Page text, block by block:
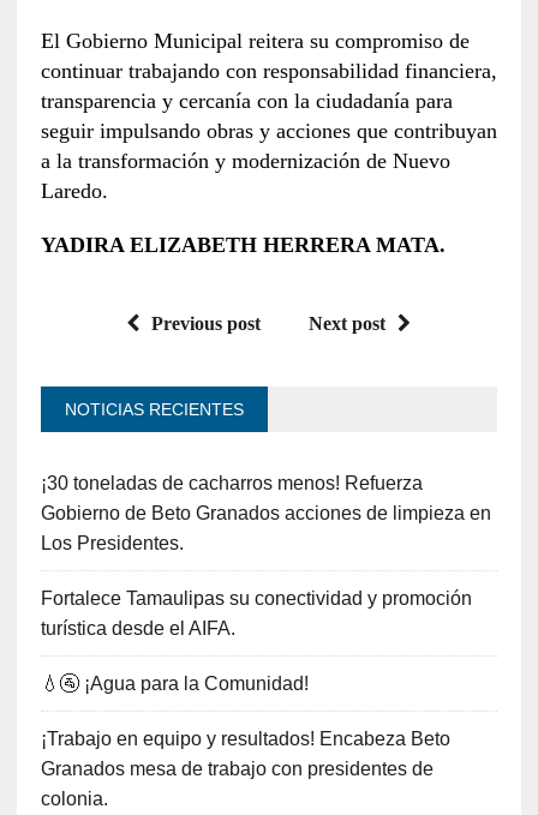
El Gobierno Municipal reitera su compromiso de
continuar trabajando con responsabilidad financiera,
transparencia y cercanía con la ciudadanía para
seguir impulsando obras y acciones que contribuyan
a la transformación y modernización de Nuevo
Laredo.
YADIRA ELIZABETH HERRERA MATA.
Previous post Next post
NOTICIAS RECIENTES
¡30 toneladas de cacharros menos! Refuerza
Gobierno de Beto Granados acciones de limpieza en
Los Presidentes.
Fortalece Tamaulipas su conectividad y promoción
turística desde el AIFA.
💧🚰 ¡Agua para la Comunidad!
¡Trabajo en equipo y resultados! Encabeza Beto
Granados mesa de trabajo con presidentes de
colonia.